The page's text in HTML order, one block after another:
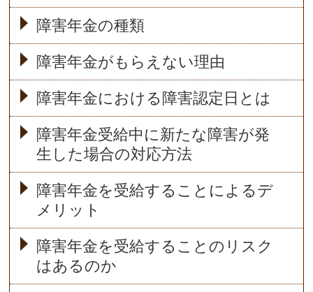
障害年金の種類
障害年金がもらえない理由
障害年金における障害認定日とは
障害年金受給中に新たな障害が発
生した場合の対応方法
障害年金を受給することによるデ
メリット
障害年金を受給することのリスク
はあるのか